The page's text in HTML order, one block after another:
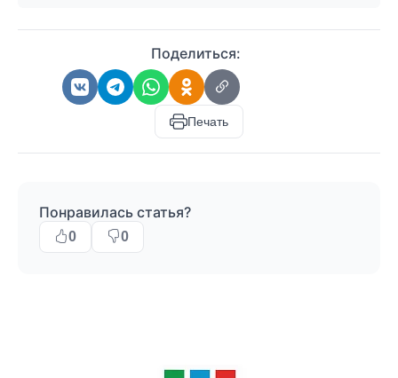
Поделиться:
Печать
Понравилась статья?
0 0